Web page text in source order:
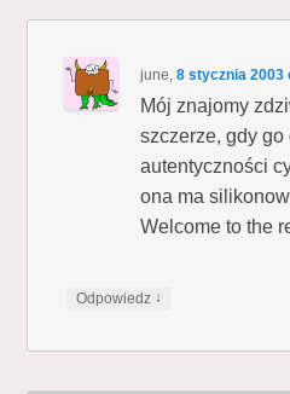
june,8 stycznia 2003
Mój znajomy
szczerze, gdy go
autentyczności
ona ma
Welcome to the
Odpowiedz ↓